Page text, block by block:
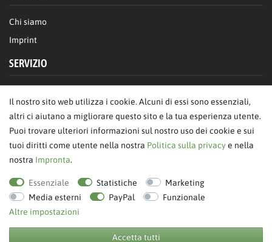
Chi siamo
Imprint
SERVIZIO
Privacy
Termini & Condizioni
revoca dell'ordine
Il nostro sito web utilizza i cookie. Alcuni di essi sono essenziali,
altri ci aiutano a migliorare questo sito e la tua esperienza utente.
Puoi trovare ulteriori informazioni sul nostro uso dei cookie e sui
tuoi diritti come utente nella nostra Politica sulla privacye nella
nostra Impronta.
Essenziale Statistiche
Marketing
Media esterni
PayPal
Funzionale
Altre impostazioni
Accetta tutti